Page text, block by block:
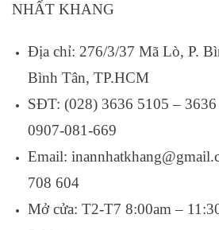
NHẤT KHANG
Địa chỉ: 276/3/37 Mã Lò, P.
Bình Tân, TP.HCM
SĐT: (028) 3636 5105 –
0907-081-669
Email:
708 604
Mở cửa: T2-T7 8:00am –